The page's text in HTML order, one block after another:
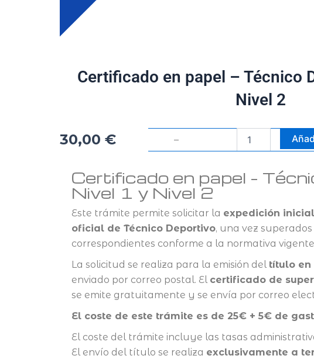
Certificado en papel – Técnico
Nivel 2
30,00 € –
Técnico
1
y
2
cantidad
Certificado en papel –
Nivel 1 y Nivel 2
Este trámite permite solicitar la expedición inicial
oficial de Técnico Deportivo, una vez
correspondientes conforme a la normativa
La solicitud se realiza para la emisión del título
enviado por correo postal. El certificado de
se emite gratuitamente y se envía por correo
El coste de este trámite es de 25€ + 5€ de
El coste del trámite incluye las tasas
El envío del título se realiza exclusivamente a